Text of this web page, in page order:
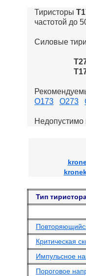
Тиристоры
частотой до
Силовые
Т273-
Т173-
О173
О273
Недопустимо
Тип
Критическая
Импульсное
Пороговое